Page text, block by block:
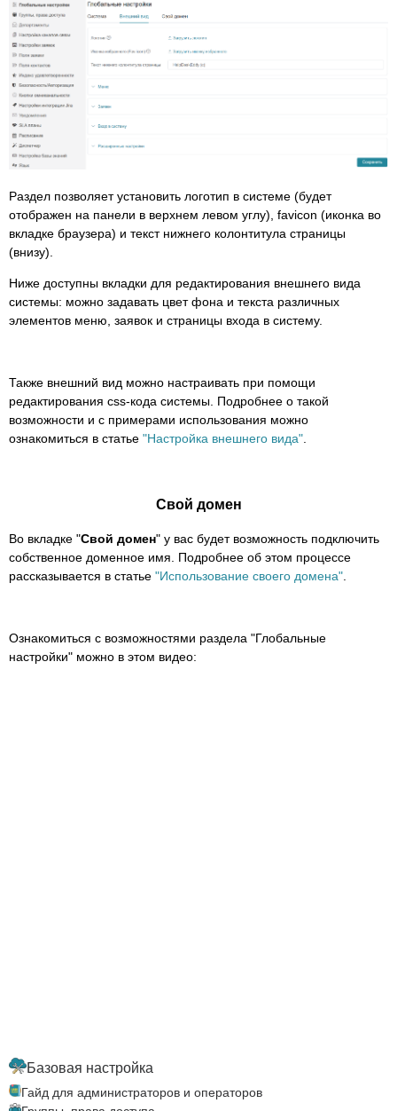
Раздел позволяет установить логотип в системе (будет
отображен на панели в верхнем левом углу), favicon (иконка во
вкладке браузера) и текст нижнего колонтитула страницы
(внизу).
Ниже доступны вкладки для редактирования внешнего вида
системы: можно задавать цвет фона и текста различных
элементов меню, заявок и страницы входа в систему.
Также внешний вид можно настраивать при помощи
редактирования css-кода системы. Подробнее о такой
возможности и с примерами использования можно
ознакомиться в статье "Настройка внешнего вида"
Свой домен
Во вкладке "Свой домен" у вас будет возможность подключить
собственное доменное имя. Подробнее об этом процессе
рассказывается в статье "Использование своего домена"
Ознакомиться с возможностями раздела "Глобальные
настройки" можно в этом видео:
Базовая настройка
Гайд для администраторов и операторов